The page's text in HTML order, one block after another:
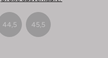
44,5 45,5